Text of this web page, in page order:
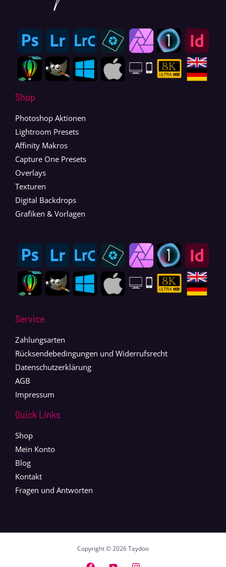
Shop
Photoshop Aktionen
Lightroom Presets
Affinity Makros
Capture One Presets
Overlays
Texturen
Digital Backdrops
Grafiken & Vorlagen
Service
Zahlungsarten
Rücksendebedingungen und Widerrufsrecht
Datenschutzerklärung
AGB
Impressum
Quick Links
Shop
Mein Konto
Blog
Kontakt
Fragen und Antworten
Copyright © 2026 Taydoo